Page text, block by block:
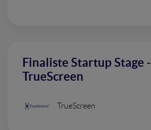
Finaliste Startup Stage -
TrueScreen
TrueScreen